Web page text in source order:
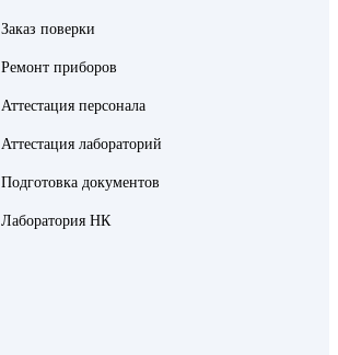
Заказ поверки
Ремонт приборов
Аттестация персонала
Аттестация лабораторий
Подготовка документов
Лаборатория НК